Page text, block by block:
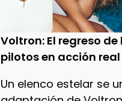
Voltron: El regreso de
pilotos en acción real
Un elenco estelar se